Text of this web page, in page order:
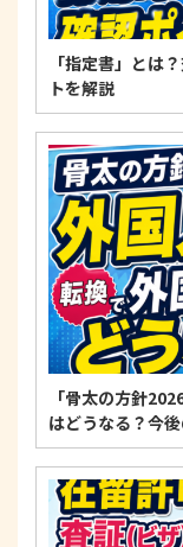
「指定書」とは
トを解説
「骨太の方針
はどうなる？今